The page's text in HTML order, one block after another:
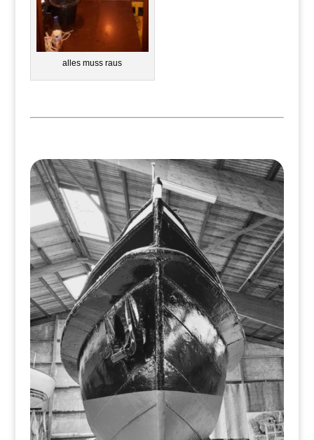
alles muss raus